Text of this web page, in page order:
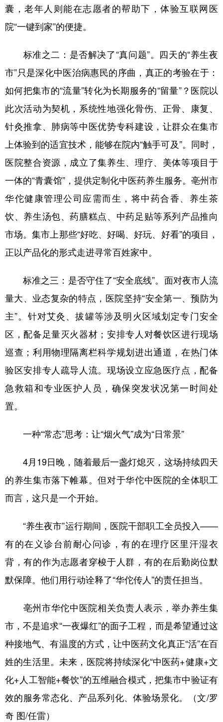
囊，老年人则能在志愿者的帮助下，体验互联网医
院“一键到家”的便捷。
标准之二：是否解决了“真问题”。四天的“养生夜
市”只是深化中医治病惠民的序曲，真正的考验在于：
如何把集市的“流量”转化为长期服务的“留量”？医院以
此次活动为契机，系统性地强化骨伤、正骨、康复、
针灸推拿、肺病等中医优势专科建设，让群众在集市
上体验到的适宜技术，能够在院内“触手可及”。同时，
医院整合资源，成立了集养生、理疗、美体等项目于
一体的“青囊馆”，提供定制化中医药养生服务。亳州市
华佗健康管理公司应需而生，将中药合香、养生茶
饮、养生汤包、药膳糕点、中药足贴等系列产品推向
市场。集市上那些“好吃、好喝、好玩、好看”的项目，
正以产品化的形式走进寻常百姓家中。
标准之三：是否守住了“安全底线”。面对夜市人流
量大、业态复杂的特点，医院坚持“安全第一、预防为
主”。针对艾灸、拔罐等涉及明火区域划定专门安全
区，配备足量灭火器材；安排专人对餐饮区进行现场
巡查；利用物理隔离栏科学规划进出通道，在热门体
验区安排专人疏导人流。现场设立应急医疗点，配备
急救箱和专业医护人员，确保突发状况第一时间处
置。
一种“常态”思考：让“烟火气”成为“日常景”
4月19日晚，随着最后一盏灯熄灭，这场持续四天
的养生集市落下帷幕。但对于华佗中医院的全体职工
而言，这只是一个开始。
“养生夜市”运行期间，医院干部职工全员投入——
有的在义诊台前耐心问诊，有的在理疗区里汗湿衣
背，有的作为志愿者穿梭于人群，有的在后勤岗位默
默保障。他们用行动诠释了“华佗传人”的责任担当。
亳州市华佗中医院相关负责人表示，举办养生集
市，不是追求“一夜爆红”的面子工程，而是希望通过这
种接地气、有温度的方式，让中医药文化真正“活”在百
姓的生活里。未来，医院将持续深化“中医药+健康+文
化+人工智能+餐饮”的五维融合模式，把集市中验证有
效的服务常态化、产品系列化、体验场景化。（文/罗
奇 图/任雷）